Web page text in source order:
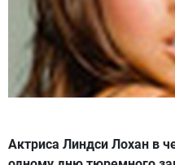
Актриса Линдси Лохан в